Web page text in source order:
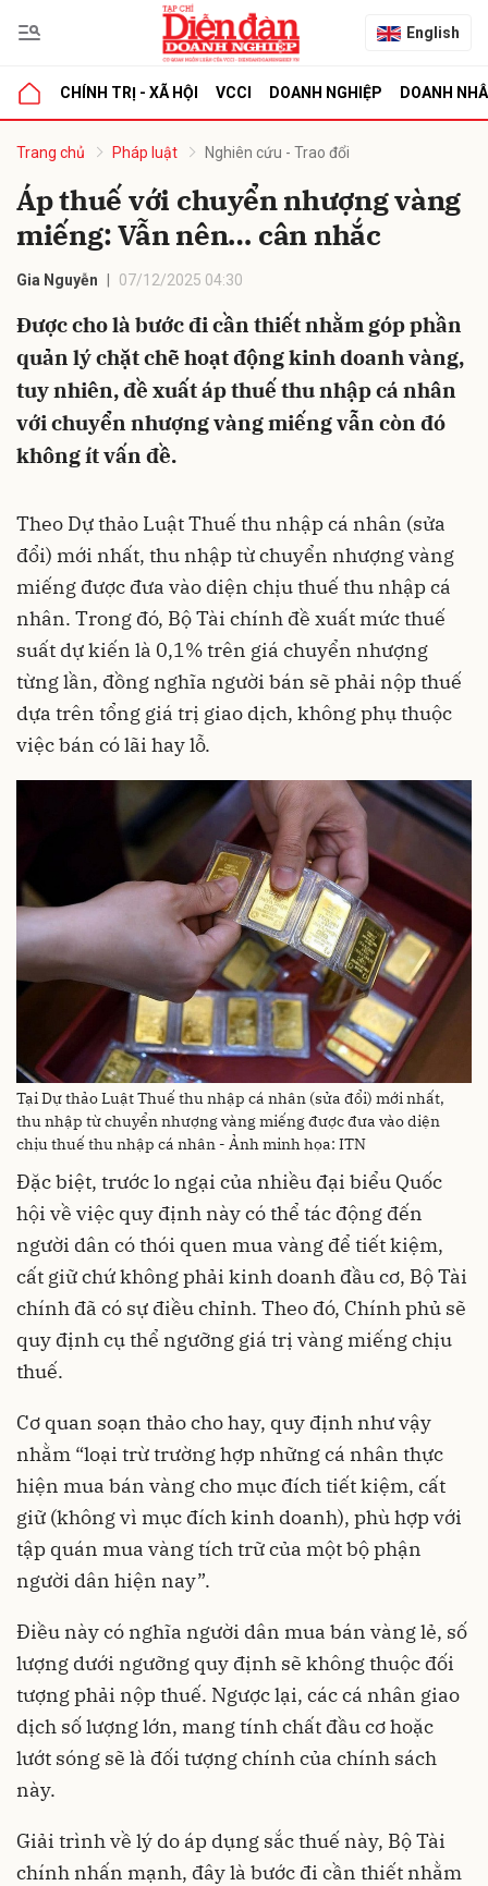
English
CHÍNH TRỊ - XÃ HỘI VCCI DOANH NGHIỆP DOANH
Trang chủ Pháp luật Nghiên cứu - Trao đổi
Áp thuế với chuyển nhượng vàng
miếng: Vẫn nên… cân nhắc
Gia Nguyễn 07/12/2025 04:30
Được cho là bước đi cần thiết nhằm góp phần
quản lý chặt chẽ hoạt động kinh doanh vàng,
tuy nhiên, đề xuất áp thuế thu nhập cá nhân
với chuyển nhượng vàng miếng vẫn còn đó
không ít vấn đề.
Theo Dự thảo Luật Thuế thu nhập cá nhân (sửa
đổi) mới nhất, thu nhập từ chuyển nhượng vàng
miếng được đưa vào diện chịu thuế thu nhập cá
nhân. Trong đó, Bộ Tài chính đề xuất mức thuế
suất dự kiến là 0,1% trên giá chuyển nhượng
từng lần, đồng nghĩa người bán sẽ phải nộp thuế
dựa trên tổng giá trị giao dịch, không phụ thuộc
việc bán có lãi hay lỗ.
Tại Dự thảo Luật Thuế thu nhập cá nhân (sửa đổi) mới nhất,
thu nhập từ chuyển nhượng vàng miếng được đưa vào diện
chịu thuế thu nhập cá nhân - Ảnh minh họa: ITN
Đặc biệt, trước lo ngại của nhiều đại biểu Quốc
hội về việc quy định này có thể tác động đến
người dân có thói quen mua vàng để tiết kiệm,
cất giữ chứ không phải kinh doanh đầu cơ, Bộ Tài
chính đã có sự điều chỉnh. Theo đó, Chính phủ sẽ
quy định cụ thể ngưỡng giá trị vàng miếng chịu
thuế.
Cơ quan soạn thảo cho hay, quy định như vậy
nhằm “loại trừ trường hợp những cá nhân thực
hiện mua bán vàng cho mục đích tiết kiệm, cất
giữ (không vì mục đích kinh doanh), phù hợp với
tập quán mua vàng tích trữ của một bộ phận
người dân hiện nay”.
Điều này có nghĩa người dân mua bán vàng lẻ, số
lượng dưới ngưỡng quy định sẽ không thuộc đối
tượng phải nộp thuế. Ngược lại, các cá nhân giao
dịch số lượng lớn, mang tính chất đầu cơ hoặc
lướt sóng sẽ là đối tượng chính của chính sách
này.
Giải trình về lý do áp dụng sắc thuế này, Bộ Tài
chính nhấn mạnh, đây là bước đi cần thiết nhằm
luận
Hủy